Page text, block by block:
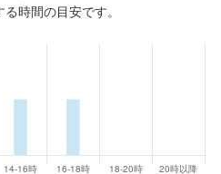
時間の目安です。